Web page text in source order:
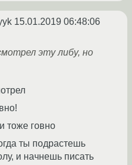
15.01.2019 06:48:06
эту либу, но
тоже говно
ты подрастешь
и начнешь писать